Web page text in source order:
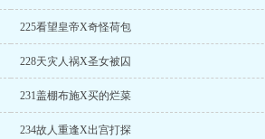
225看望皇帝X奇怪荷包
228天灾人祸X圣女被囚
231盖棚布施X买的烂菜
234故人重逢X出宫打探